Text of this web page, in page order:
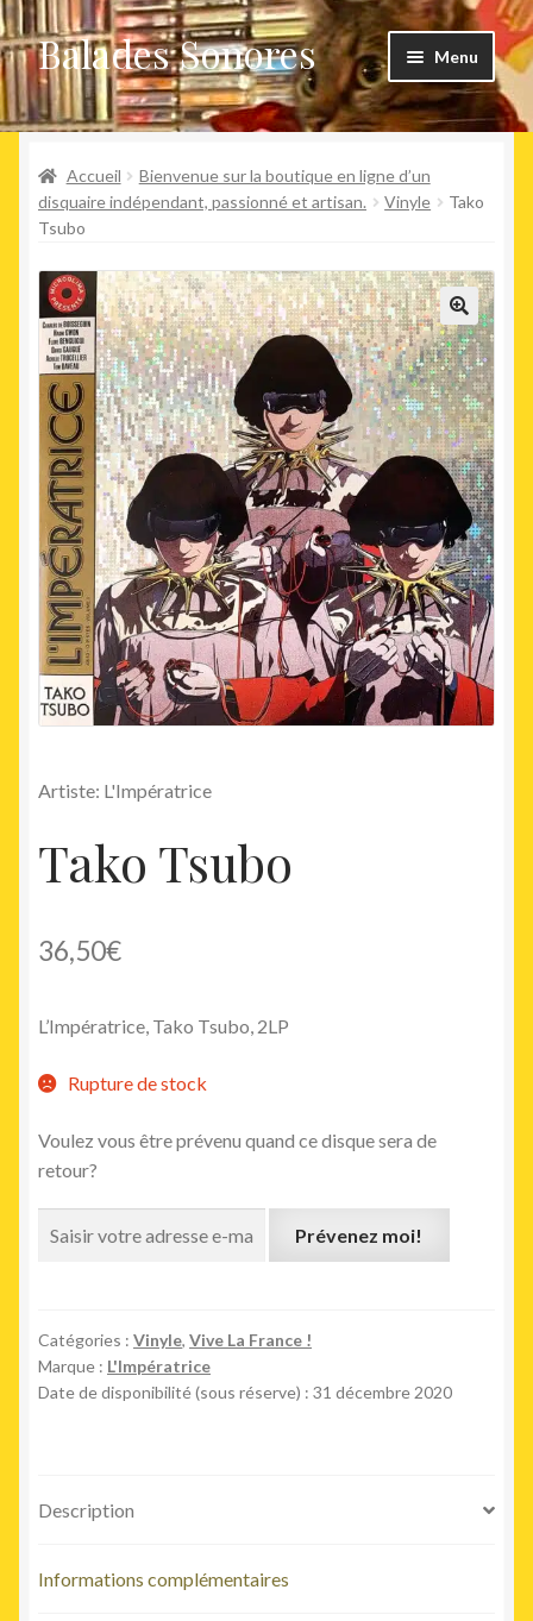
Aller
à
la
navigation
Aller
au
contenu
Balades Sonores Menu
Boutique
Nouveaux arrivages
le
Précommandes
Agenda
Accueil
Bienvenue sur la boutique en ligne d’un
disquaire indépendant, passionné et artisan.
Vinyle
Tako
Tsubo
🔍
Artiste: L'Impératrice
Tako Tsubo
36,50€
L’Impératrice, Tako Tsubo, 2LP
Rupture de stock
Voulez vous être prévenu quand ce disque sera de
retour?
Prévenez moi!
Catégories : Vinyle, Vive La France !
Marque : L'Impératrice
Date de disponibilité (sous réserve) : 31 décembre 2020
Description
Informations complémentaires